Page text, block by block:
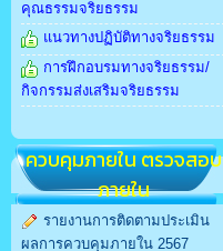
คุณธรรมจริยธรรม
แนวทางปฏิบัติทางจริยธรรม
การฝึกอบรมทางจริยธรรม/
กิจกรรมส่งเสริมจริยธรรม
ควบคุมภายใน ตรวจสอบ
ภายใน
รายงานการติดตามประเมิน
ผลการควบคุมภายใน 2567